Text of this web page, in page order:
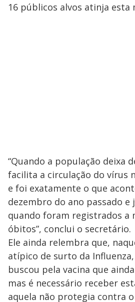
16 públicos alvos atinja esta
“Quando a população deixa
facilita a circulação do vírus
e foi exatamente o que
dezembro do ano passado e
quando foram registrados a
óbitos”, conclui o secretário.
Ele ainda relembra que,
atípico de surto da
buscou pela vacina que
mas é necessário receber
aquela não protegia contra